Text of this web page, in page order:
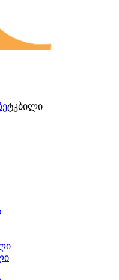
ტკბილი